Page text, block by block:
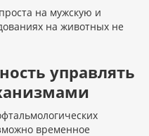
на мужскую и
на животных не
управлять
временное